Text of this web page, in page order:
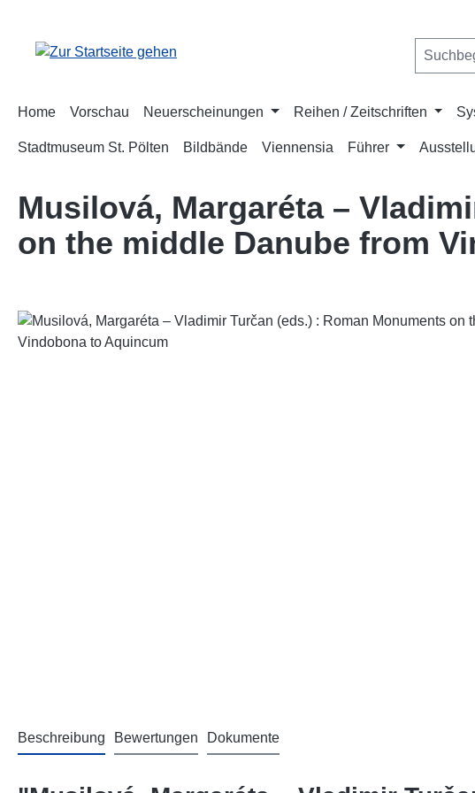
Home Vorschau Neuerscheinungen Reihen / Zeitschriften
Stadtmuseum St. Pölten Bildbände Viennensia Führer
Musilová, Margaréta –
on the middle Danube from
Bildergalerie überspringen
Beschreibung Bewertungen Dokumente